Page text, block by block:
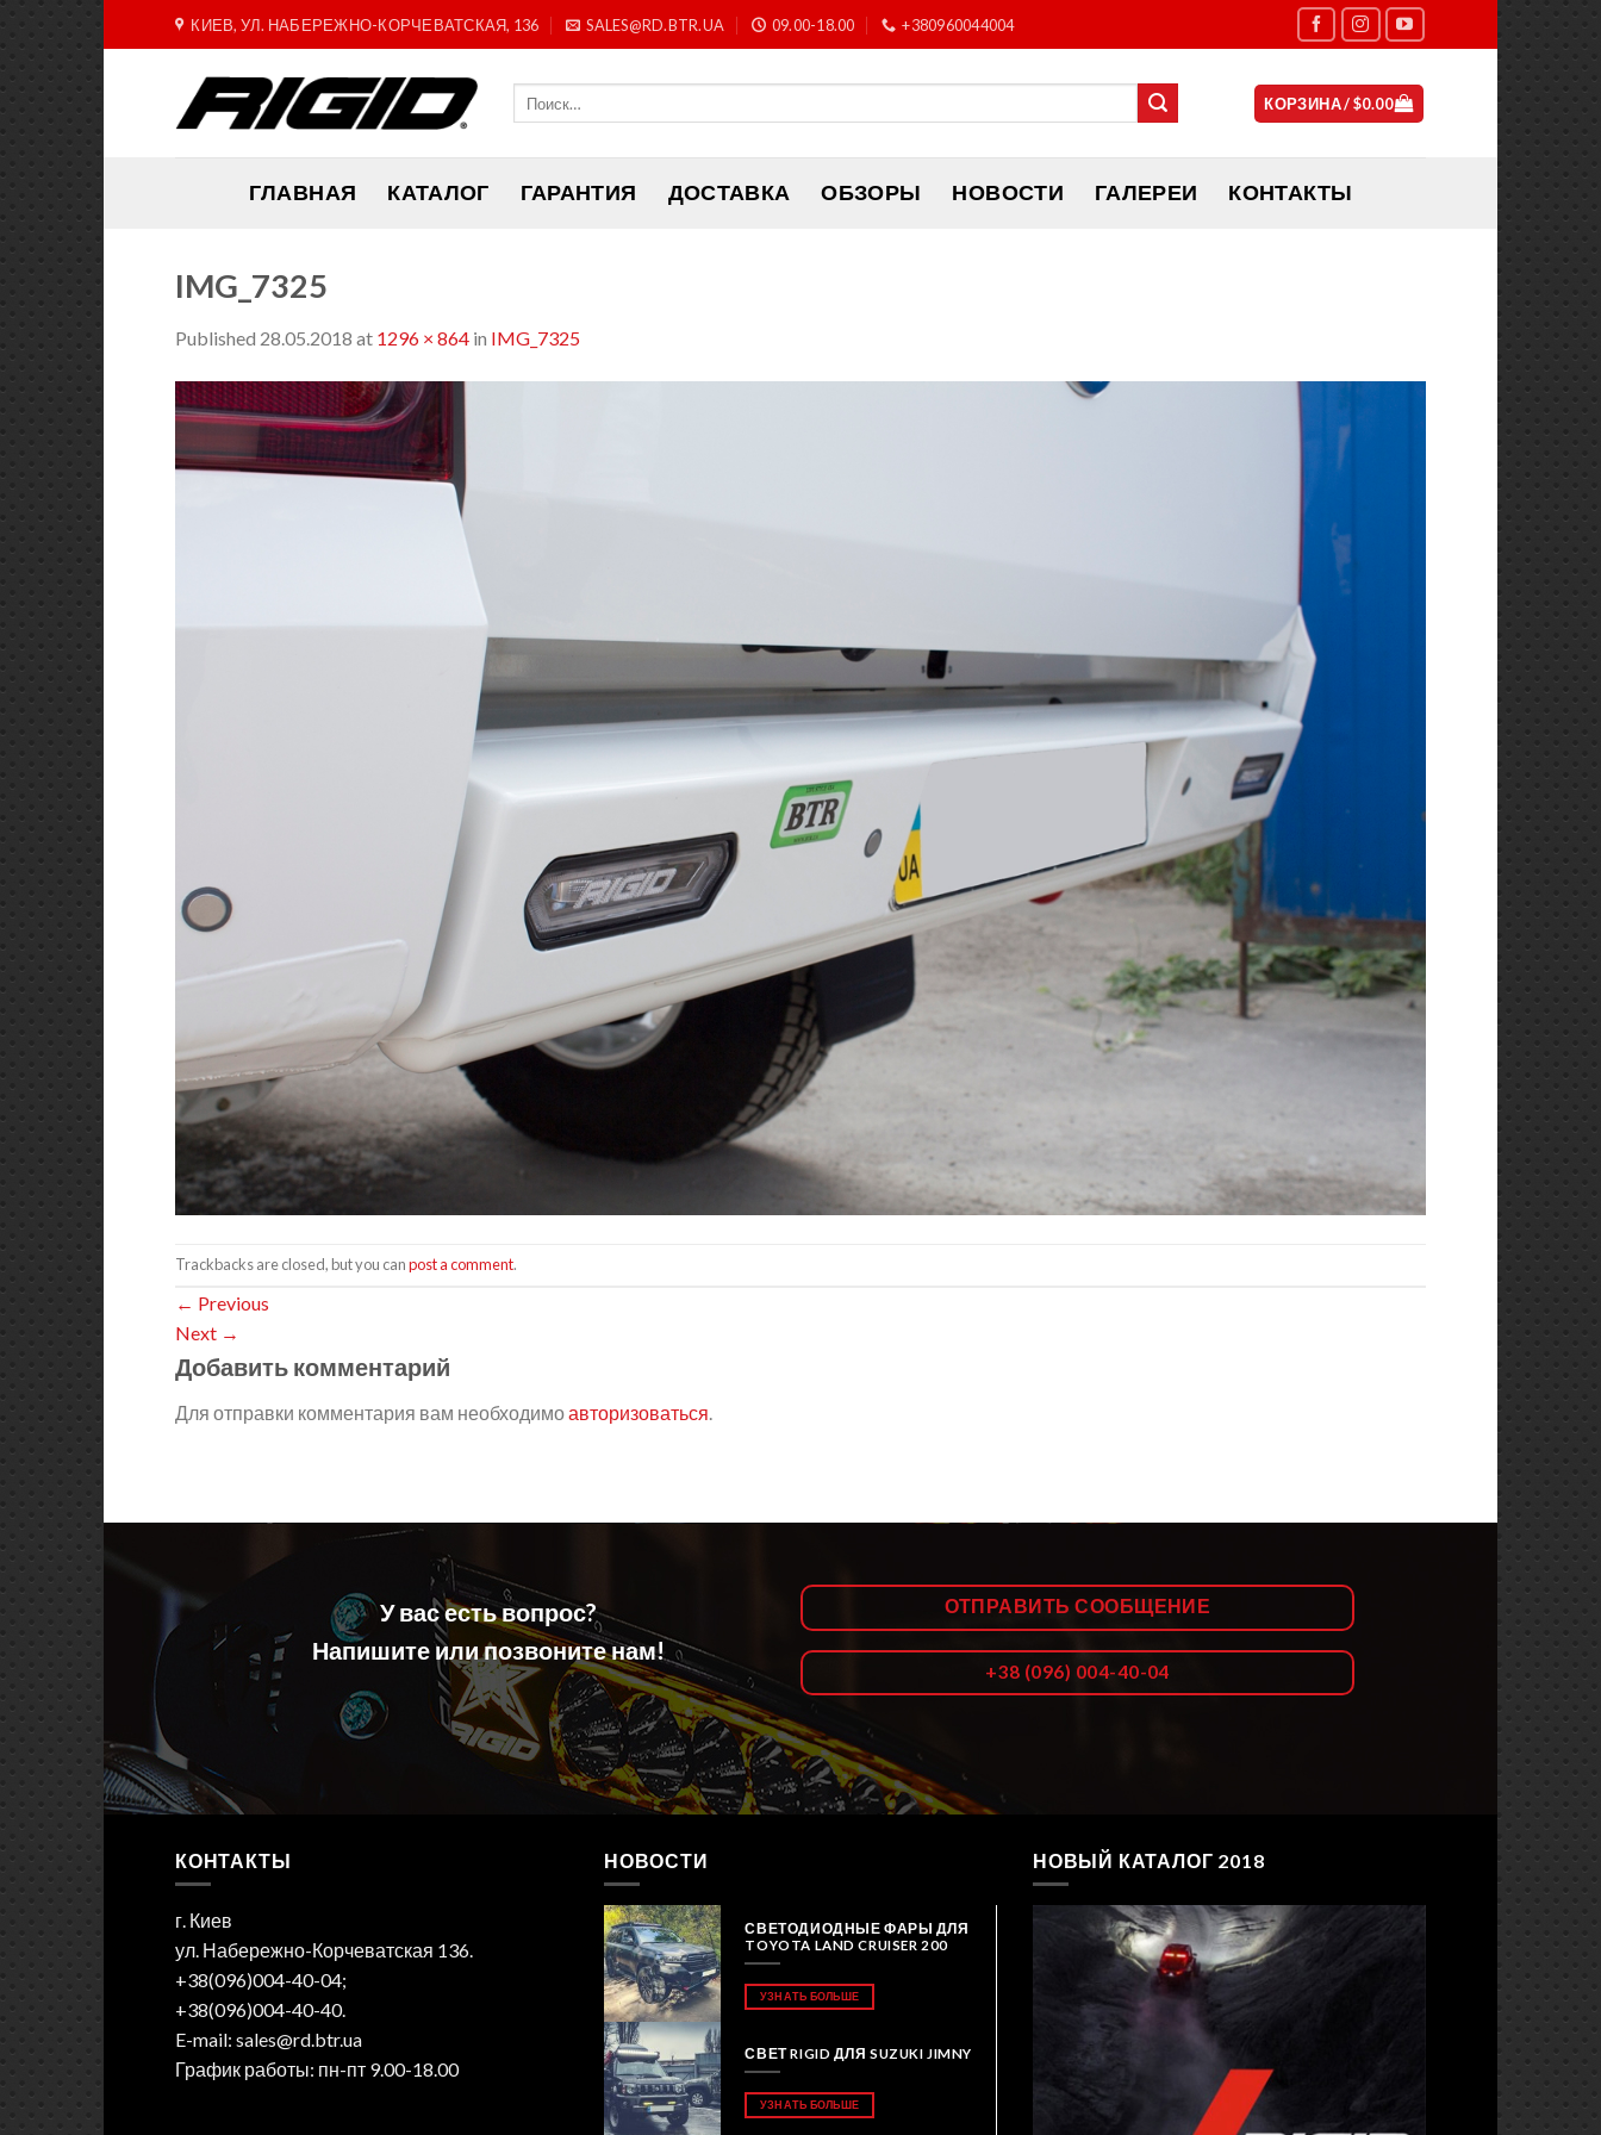
to
КИЕВ, УЛ. НАБЕРЕЖНО-КОРЧЕВАТСКАЯ, 136 SALES@RD.BTR.UA 09.00-18.00 +380960044004
КОРЗИНА /$0.00
ГЛАВНАЯ КАТАЛОГ ГАРАНТИЯ ДОСТАВКА ОБЗОРЫ НОВОСТИ ГАЛЕРЕИ КОНТАКТЫ
IMG_7325
Published 28.05.2018 at 1296 × 864 in IMG_7325
Trackbacks are closed, but you canpost a comment.
← Previous
Next →
Добавить комментарий
Для отправки комментария вам необходимоавторизоваться
У вас есть вопрос?
Напишите или позвоните нам!
ОТПРАВИТЬ СООБЩЕНИЕ
+38 (096) 004-40-04
КОНТАКТЫ
г. Киев
ул. Набережно-Корчеватская 136.
+38(096)004-40-04;
+38(096)004-40-40.
E-mail: sales@rd.btr.ua
График работы: пн-пт 9.00-18.00
НОВОСТИ
СВЕТОДИОДНЫЕ ФАРЫ ДЛЯ
TOYOTA LAND CRUISER 200
УЗНАТЬ БОЛЬШЕ
СВЕТ RIGID ДЛЯ SUZUKI JIMNY
УЗНАТЬ БОЛЬШЕ
НОВЫЙ КАТАЛОГ 2018